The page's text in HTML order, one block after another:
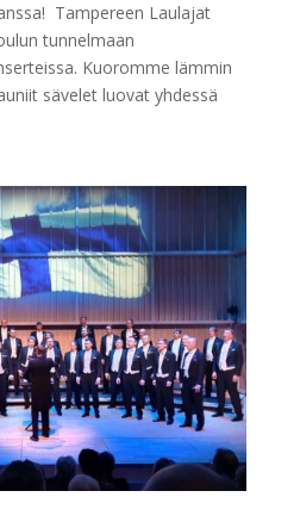
Tampereen Laulajat
tunnelmaan
Kuoromme lämmin
sävelet luovat yhdessä